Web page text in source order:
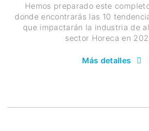
Hemos preparado este
donde encontrarás las 10
que impactarán la industria de
sector Horeca en
Más detalles